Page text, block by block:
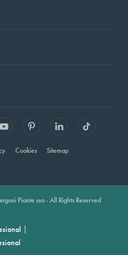
Cookies Sitemap
Piante ssa - All Rights Reserved
|